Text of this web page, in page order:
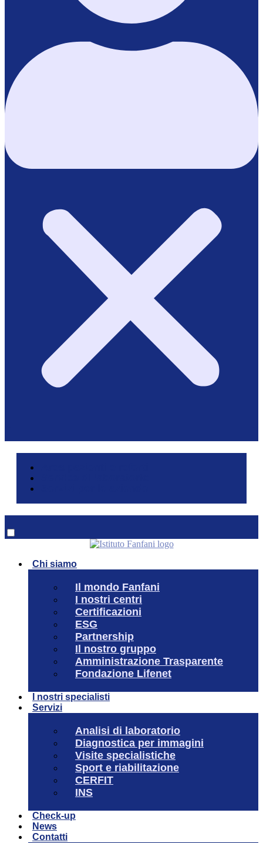
Chi siamo
Il mondo Fanfani
I nostri centri
Certificazioni
ESG
Partnership
Il nostro gruppo
Amministrazione Trasparente
Fondazione Lifenet
I nostri specialisti
Servizi
Analisi di laboratorio
Diagnostica per immagini
Visite specialistiche
Sport e riabilitazione
CERFIT
INS
Check-up
News
Contatti